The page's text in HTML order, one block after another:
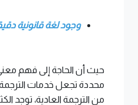
وجود لغة قانونية
حيث أن الحاجة إلى فهم
محددة تجعل خدمات الترجمة
من الترجمة العادية، توجد